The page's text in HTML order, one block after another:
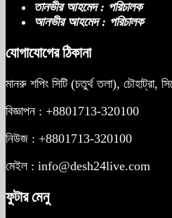
তানভীর আহমেদ : পরিচালক
আনভীর আহমেদ : পরিচালক
যোগাযোগের ঠিকানা
মানরু শপিং সিটি (চতুর্থ তলা), চৌহাট্রা,
বিজ্ঞাপন : +8801713-320100
নিউজ : +8801713-320100
মেইল : info@desh24live.com
ফুটার মেনু